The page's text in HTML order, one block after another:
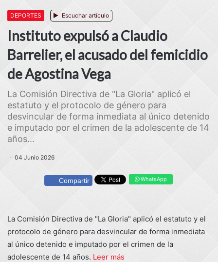
DEPORTES Escuchar artículo
Instituto expulsó a Claudio
Barrelier, el acusado del femicidio
de Agostina Vega
La Comisión Directiva de "La Gloria" aplicó el
estatuto y el protocolo de género para
desvincular de forma inmediata al único detenido
e imputado por el crimen de la adolescente de 14
años...
04 Junio 2026
Compartir WhatsApp
La Comisión Directiva de "La Gloria" aplicó el estatuto y el
protocolo de género para desvincular de forma inmediata
al único detenido e imputado por el crimen de la
adolescente de 14 años. Leer más